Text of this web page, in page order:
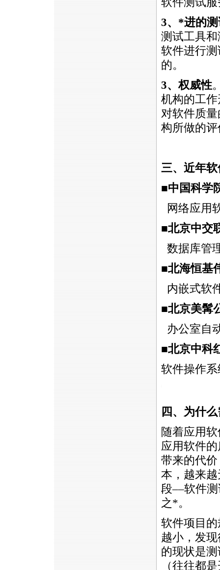
3、 *进的
测试工具
软件进行
的。
3、权威性
机构的工
对软件质
构所做的
三、近年
■中国科学
网络应用
■北京中交
数据库管
■北海恒基
内嵌式软
■北京美髯
办公室自
■北京中科
软件操作
四、为什
随着应用
应用软件
带来的代
本，越来
段––软件
之*。
软件项目
越小，发
的现状是
（往往都